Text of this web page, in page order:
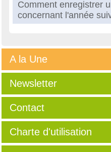
Comment enregistrer
concernant l'année
A la Une
Newsletter
Contact
Charte d'utilisation